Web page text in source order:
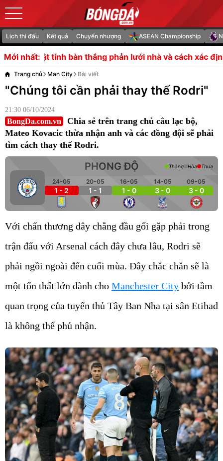
Lịch thi đấu Kết quả Chuyển nhượng ASEAN Championship
Mới nhất:phản lưới nhà và cách xác định own goal Vinicius
Trang chủ Man City Bài viết
"Chúng tôi cần phải thay thế Rodri"
21:30 06/10/2024
BongDa.com.vn
Chia sẻ trên trang chủ câu lạc bộ,
Mateo Kovacic thừa nhận anh và các đồng đội sẽ phải
tìm cách thay thế Rodri.
PHONG ĐỘ
24-05
1 - 2
20-05
1 - 1
16-05
1 - 0
14-05
3 - 0
09-05
3 - 0
Thắng Hòa Thua
Với chấn thương dây chằng đầu gối gặp phải trong
trận đấu với Arsenal cách đây chưa lâu, Rodri sẽ
phải ngồi ngoài đến cuối mùa. Đây chắc chắn sẽ là
một tổn thất lớn dành cho Manchester City bởi tầm
quan trọng của tuyển thủ Tây Ban Nha tại sân Etihad
là không thể phủ nhận.